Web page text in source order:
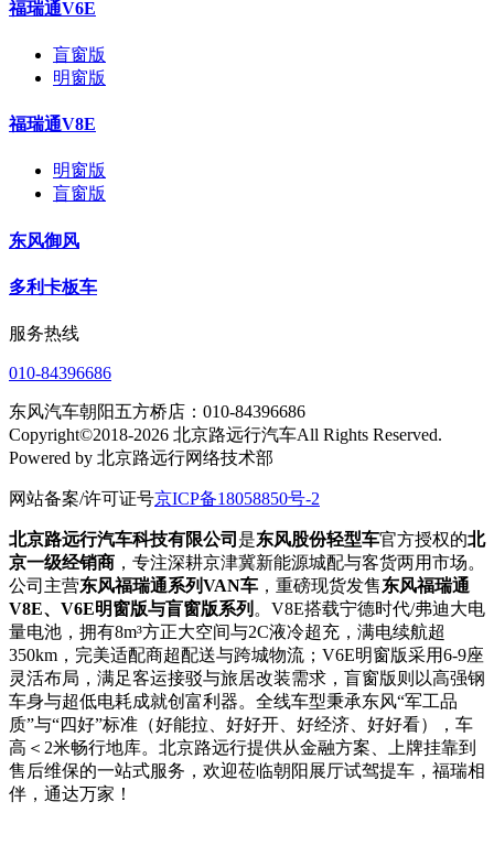
福瑞通V6E
盲窗版
明窗版
福瑞通V8E
明窗版
盲窗版
东风御风
多利卡板车
服务热线
010-84396686
东风汽车朝阳五方桥店：010-84396686
Copyright©2018-2026 北京路远行汽车All Rights Reserved.
Powered by 北京路远行网络技术部
网站备案/许可证号京ICP备18058850号-2
北京路远行汽车科技有限公司 是东风股份轻型车官方授权的北
京一级经销商 ，专注深耕京津冀新能源城配与客货两用市场。
公司主营东风福瑞通系列VAN车 ，重磅现货发售东风福瑞通
V8E、V6E明窗版与盲窗版系列 。V8E搭载宁德时代/弗迪大电
量电池，拥有8m³方正大空间与2C液冷超充，满电续航超
350km，完美适配商超配送与跨城物流；V6E明窗版采用6-9座
灵活布局，满足客运接驳与旅居改装需求，盲窗版则以高强钢
车身与超低电耗成就创富利器。全线车型秉承东风“军工品
质”与“四好”标准（好能拉、好好开、好经济、好好看），车
高＜2米畅行地库。北京路远行提供从金融方案、上牌挂靠到
售后维保的一站式服务，欢迎莅临朝阳展厅试驾提车，福瑞相
伴，通达万家！